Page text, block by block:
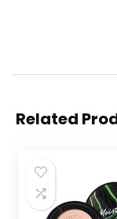
Related